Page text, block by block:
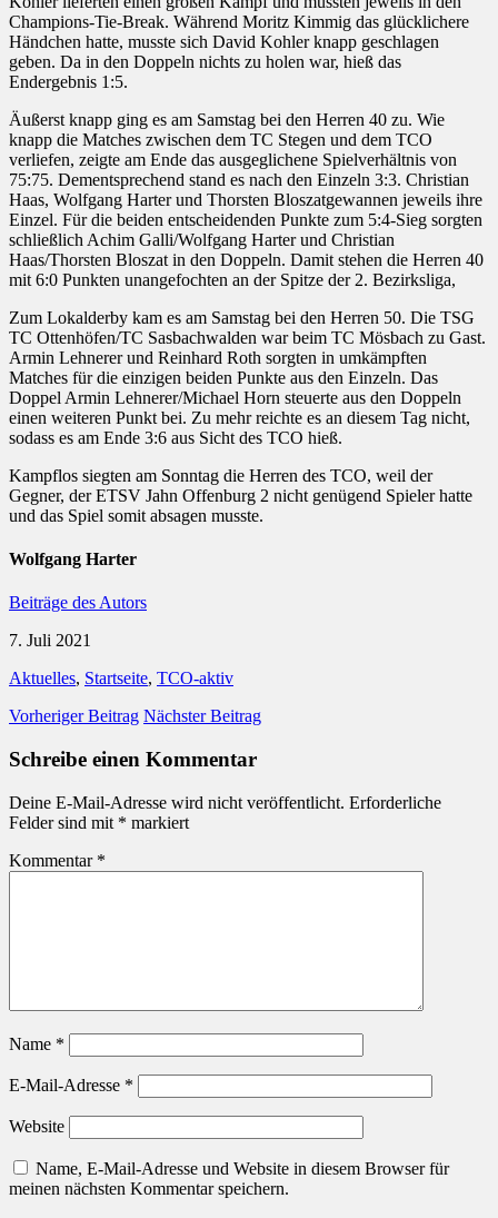
Champions-Tie-Break. Während Moritz Kimmig das glücklichere
Händchen hatte, musste sich David Kohler knapp geschlagen
geben. Da in den Doppeln nichts zu holen war, hieß das
Endergebnis 1:5.
Äußerst knapp ging es am Samstag bei den Herren 40 zu. Wie
knapp die Matches zwischen dem TC Stegen und dem TCO
verliefen, zeigte am Ende das ausgeglichene Spielverhältnis von
75:75. Dementsprechend stand es nach den Einzeln 3:3. Christian
Haas, Wolfgang Harter und Thorsten Bloszatgewannen jeweils ihre
Einzel. Für die beiden entscheidenden Punkte zum 5:4-Sieg sorgten
schließlich Achim Galli/Wolfgang Harter und Christian
Haas/Thorsten Bloszat in den Doppeln. Damit stehen die Herren 40
mit 6:0 Punkten unangefochten an der Spitze der 2. Bezirksliga,
Zum Lokalderby kam es am Samstag bei den Herren 50. Die TSG
TC Ottenhöfen/TC Sasbachwalden war beim TC Mösbach zu Gast.
Armin Lehnerer und Reinhard Roth sorgten in umkämpften
Matches für die einzigen beiden Punkte aus den Einzeln. Das
Doppel Armin Lehnerer/Michael Horn steuerte aus den Doppeln
einen weiteren Punkt bei. Zu mehr reichte es an diesem Tag nicht,
sodass es am Ende 3:6 aus Sicht des TCO hieß.
Kampflos siegten am Sonntag die Herren des TCO, weil der
Gegner, der ETSV Jahn Offenburg 2 nicht genügend Spieler hatte
und das Spiel somit absagen musste.
Wolfgang Harter
Beiträge des Autors
7. Juli 2021
Aktuelles, Startseite, TCO-aktiv
Vorheriger Beitrag Nächster Beitrag
Schreibe einen Kommentar
Deine E-Mail-Adresse wird nicht veröffentlicht. Erforderliche
Felder sind mit * markiert
Kommentar *
Name *
E-Mail-Adresse *
Website
Name, E-Mail-Adresse und Website in diesem Browser für
meinen nächsten Kommentar speichern.